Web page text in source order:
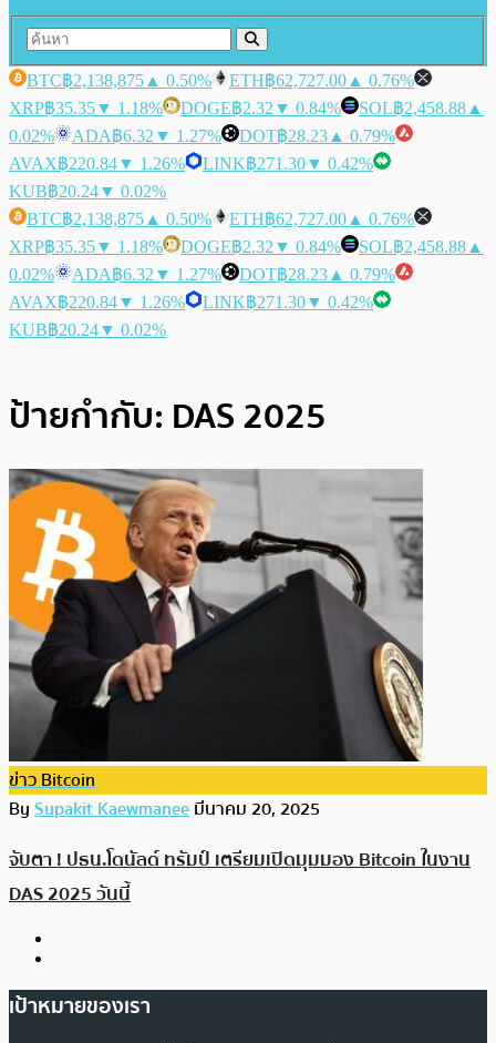
BTC฿2,138,875 ▲ 0.50% ETH฿62,727.00 ▲ 0.76%
XRP฿35.35▼ 1.18% DOGE฿2.32 ▼ 0.84% SOL฿2,458.88 ▲
0.02%
ADA฿6.32 ▼ 1.27% DOT฿28.23 ▲ 0.79%
AVAX฿220.84▼ 1.26% LINK฿271.30▼ 0.42%
KUB฿20.24▼ 0.02%
BTC฿2,138,875 ▲ 0.50% ETH฿62,727.00 ▲ 0.76%
XRP฿35.35▼ 1.18% DOGE฿2.32 ▼ 0.84% SOL฿2,458.88 ▲
0.02%
ADA฿6.32 ▼ 1.27% DOT฿28.23 ▲ 0.79%
AVAX฿220.84▼ 1.26% LINK฿271.30▼ 0.42%
KUB฿20.24▼ 0.02%
ป้ายกำกับ: DAS 2025
ข่าว Bitcoin
BySupakit Kaewmaneeมีนาคม 20, 2025
จับตา ! ปธน.โดนัลด์ ทรัมป์ เตรียมเปิดมุมมอง Bitcoin ในงาน
DAS 2025 วันนี้
เป้าหมายของเรา